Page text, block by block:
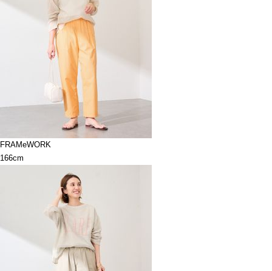
FRAMeWORK
166cm